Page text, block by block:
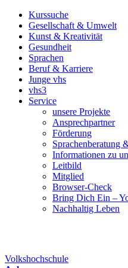
Kurssuche
Gesellschaft & Umwelt
Kunst & Kreativität
Gesundheit
Sprachen
Beruf & Karriere
Junge vhs
vhs3
Service
unsere Projekte
Ansprechpartner
Förderung
Sprachenberatung
Informationen zu
Leitbild
Mitglied
Browser-Check
Bring Dich Ein –
Nachhaltig Leben
Volkshochschule